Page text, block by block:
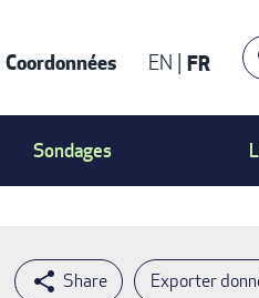
Coordonnées EN FR
Sondages
Exporter